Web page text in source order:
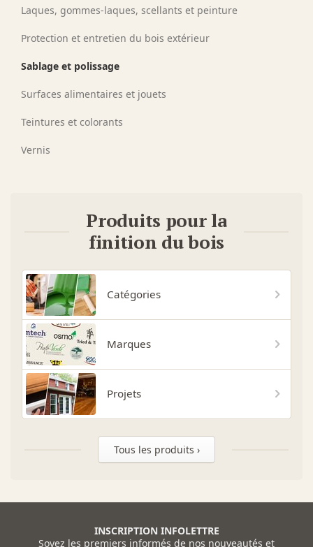
Laques, gommes-laques, scellants et peinture
Protection et entretien du bois extérieur
Sablage et polissage
Surfaces alimentaires et jouets
Teintures et colorants
Vernis
Produits pour la
finition du bois
Catégories
Marques
Projets
Tous les produits ›
INSCRIPTION INFOLETTRE
Soyez les premiers informés de nos nouveautés et